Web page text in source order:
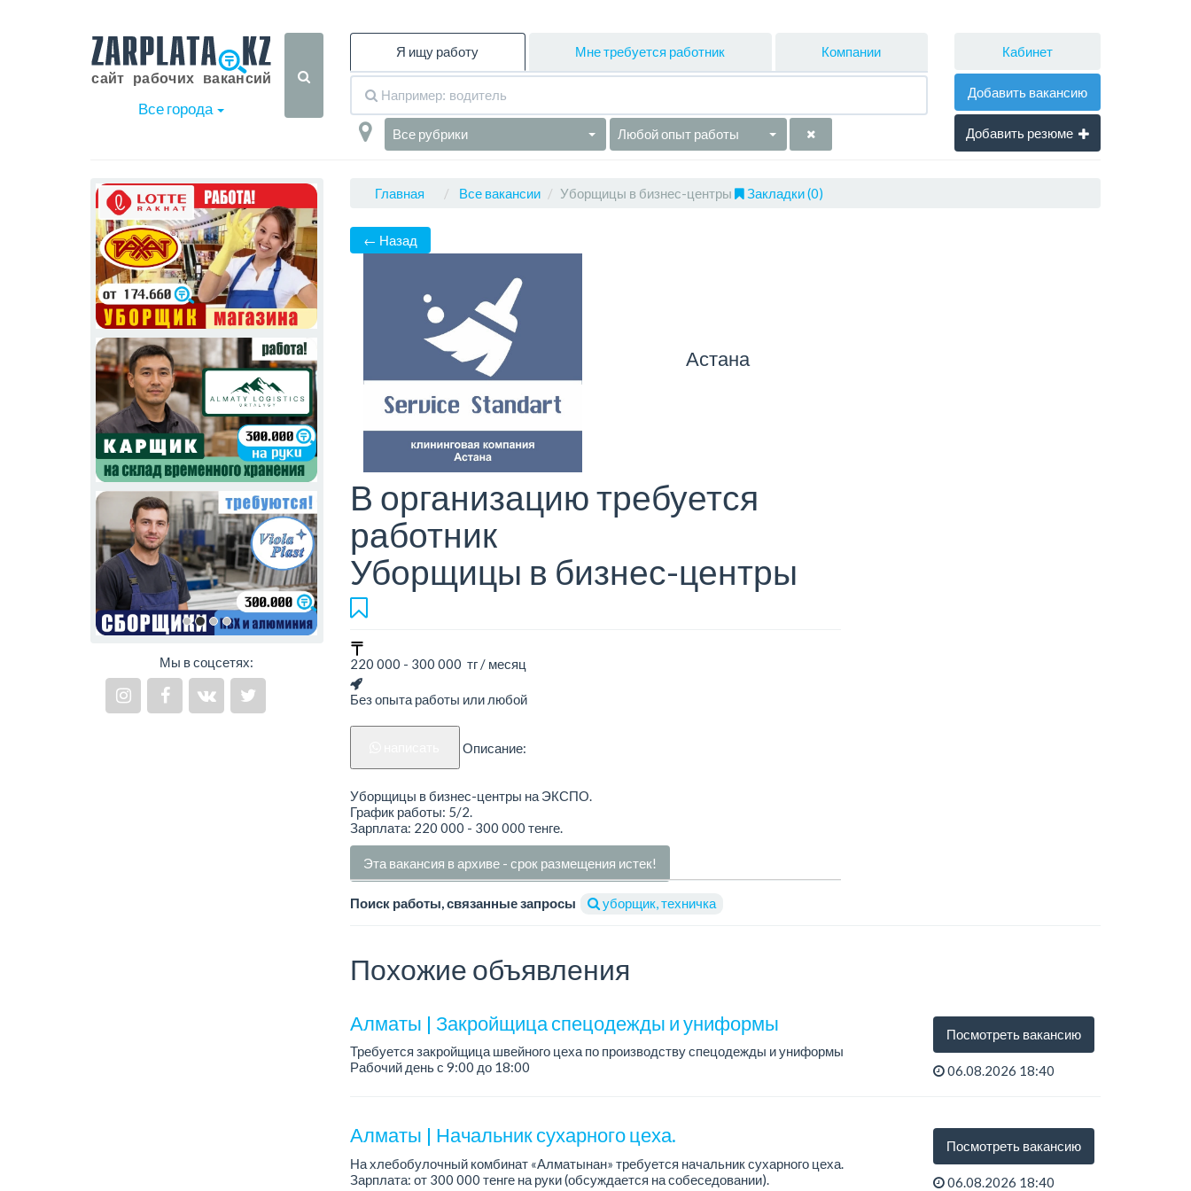
Все города
Я ищу работу Мне требуется работник Компании
Все рубрики Любой опыт работы
Кабинет
Добавить вакансию
Добавить резюме
Мы в соцсетях:
Главная Все вакансии Уборщицы в бизнес-центры Закладки (0)
← Назад
Астана
В организацию требуется
работник
Уборщицы в бизнес-центры
220 000 - 300 000 тг / месяц
Без опыта работы или любой
Описание:
Уборщицы в бизнес-центры на ЭКСПО.
График работы: 5/2.
Зарплата: 220 000 - 300 000 тенге.
Эта вакансия в архиве - срок размещения истек!
Поиск работы, связанные запросы уборщик, техничка
Похожие объявления
Алматы | Закройщица спецодежды и униформы
Требуется закройщица швейного цеха по производству спецодежды и униформы
Рабочий день с 9:00 до 18:00
Посмотреть вакансию
06.08.2026 18:40
Алматы | Начальник сухарного цеха.
На хлебобулочный комбинат «Алматынан» требуется начальник сухарного цеха.
Зарплата: от 300 000 тенге на руки (обсуждается на собеседовании).
Посмотреть вакансию
06.08.2026 18:40